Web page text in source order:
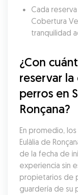
Cada
Cobertura
tranquilidad
¿Con
reservar
perros en
Ronçana?
En promedio,
Eulàlia de
de la fecha de
experiencia sin
propietarios de
guardería de su